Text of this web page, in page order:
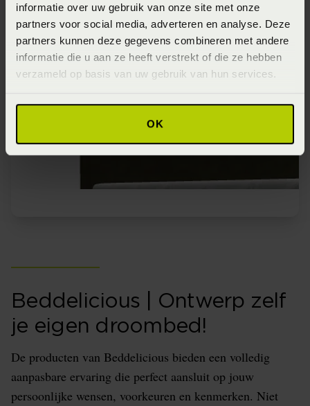
informatie over uw gebruik van onze site met onze
partners voor social media, adverteren en analyse. Deze
partners kunnen deze gegevens combineren met andere
informatie die u aan ze heeft verstrekt of die ze hebben
verzameld op basis van uw gebruik van hun services.
OK
Beddelicious | Ontwerp zelf
je eigen droombed!
De producten van Beddelicious bieden een volledig
aanpasbare ervaring die perfect aansluit op jouw
persoonlijke wensen, voorkeuren en kenmerken. Niet